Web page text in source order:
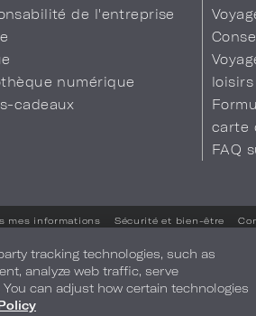
de l'entreprise
numérique
cadeaux
loisirs
carte
FAQ
mes informations Sécurité et bien-être
Vos préférences en matière de
tracking technologies, such as
analyze web traffic, serve
can adjust how certain technologies